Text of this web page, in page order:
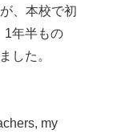
、本校で初
1年半もの
した。
my